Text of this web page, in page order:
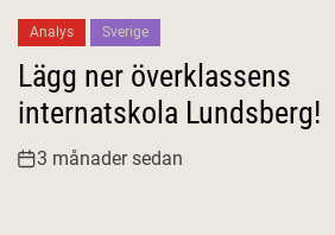
Analys Sverige
Lägg ner överklassens
internatskola Lundsberg!
3 månader sedan